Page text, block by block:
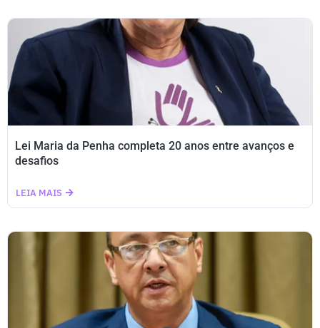
Lei Maria da Penha completa 20 anos entre avanços e
desafios
LEIA MAIS